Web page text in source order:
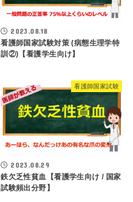
2023.08.18
看護師国家試験対策 (病態生理学特
訓②)【看護学生向け】
看護師国家試験
2023.08.29
鉄欠乏性貧血【看護学生向け / 国家
試験頻出分野】